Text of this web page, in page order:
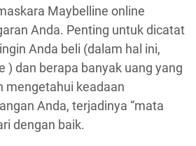
Maybelline online
Anda. Penting untuk dicatat
Anda beli (dalam hal ini,
) dan berapa banyak uang yang
mengetahui keadaan
Anda, terjadinya “mata
dengan baik.